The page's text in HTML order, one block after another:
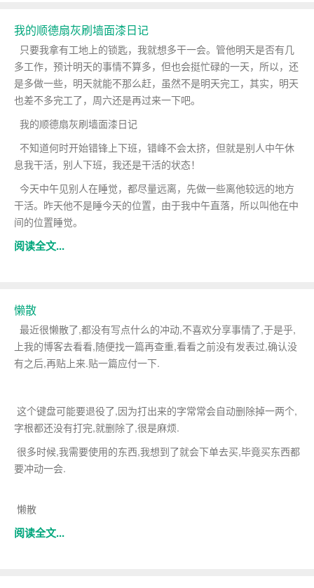
我的顺德扇灰刷墙面漆日记
只要我拿有工地上的锁匙，我就想多干一会。管他明天是否有几
多工作，预计明天的事情不算多，但也会挺忙碌的一天，所以，还
是多做一些，明天就能不那么赶，虽然不是明天完工，其实，明天
也差不多完工了，周六还是再过来一下吧。
我的顺德扇灰刷墙面漆日记
不知道何时开始错锋上下班，错峰不会太挤，但就是别人中午休
息我干活，别人下班，我还是干活的状态！
今天中午见别人在睡觉，都尽量远离，先做一些离他较远的地方
干活。昨天他不是睡今天的位置，由于我中午直落，所以叫他在中
间的位置睡觉。
阅读全文...
懒散
最近很懒散了,都没有写点什么的冲动,不喜欢分享事情了,于是乎,
上我的博客去看看,随便找一篇再查重,看看之前没有发表过,确认没
有之后,再贴上来.贴一篇应付一下.
这个键盘可能要退役了,因为打出来的字常常会自动删除掉一两个,
字根都还没有打完,就删除了,很是麻烦.
很多时候,我需要使用的东西,我想到了就会下单去买,毕竟买东西都
要冲动一会.
懒散
阅读全文...